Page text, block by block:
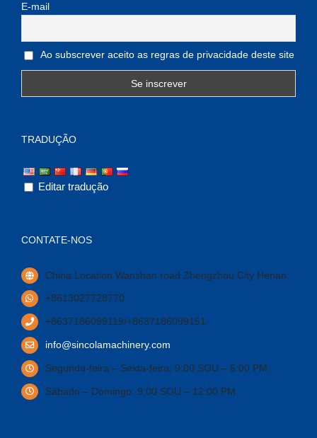
E-mail
Ao subscrever aceito as regras de privacidade deste site
TRADUÇÃO
Editar tradução
CONTATE-NOS
China Location Wanshan road Zhengzhou City Henan
+8613027728770
+8637186099119/+8637186099151
info@sincolamachinery.com
Segunda-feira – Sexta-feira: 9:00 SOU – 6:00 PM
Sábado – Domingo: 9:00 SOU – 12:00 PM